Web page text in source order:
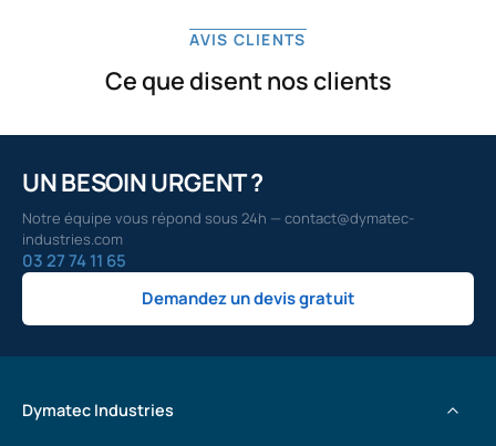
AVIS CLIENTS
Ce que disent nos clients
UN BESOIN URGENT ?
Notre équipe vous répond sous 24h — contact@dymatec-
industries.com
03 27 74 11 65
Demandez un devis gratuit
Dymatec Industries